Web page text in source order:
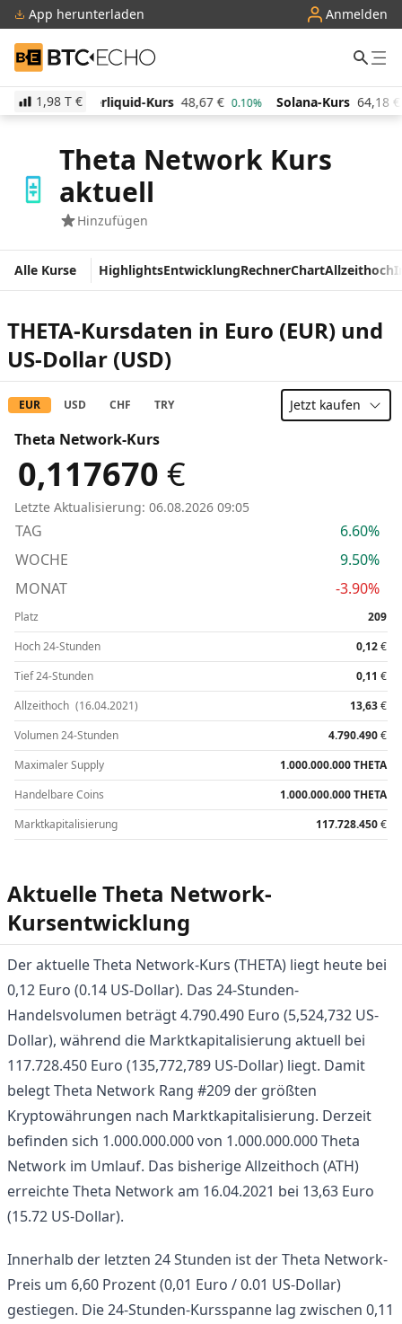
App herunterladen Anmelden
BTC-ECHO
1,98 T €
Kurs 48,67 € 0.10% Solana-Kurs 64,18 € 0.40% TRON-
Theta Network Kurs
aktuell
Hinzufügen
Alle Kurse HighlightsEntwicklungRechnerChartAllzeithoch
THETA-Kursdaten in Euro (EUR) und
US-Dollar (USD)
EUR USD CHF TRY Jetzt kaufen
Theta Network-Kurs
0,117670 €
Letzte Aktualisierung: 06.08.2026 09:05
TAG
6.60%
WOCHE
9.50%
MONAT
-3.90%
Platz
209
Hoch 24-Stunden
0,12€
Tief 24-Stunden
0,11 €
Allzeithoch (16.04.2021) 13,63€
Volumen 24-Stunden
4.790.490€
Maximaler Supply
1.000.000.000 THETA
Handelbare Coins
1.000.000.000 THETA
Marktkapitalisierung
117.728.450€
Aktuelle Theta Network-
Kursentwicklung
Der aktuelle Theta Network-Kurs (THETA) liegt heute bei
0,12 Euro (0.14 US-Dollar). Das 24-Stunden-
Handelsvolumen beträgt 4.790.490 Euro (5,524,732 US-
Dollar), während die Marktkapitalisierung aktuell bei
117.728.450 Euro (135,772,789 US-Dollar) liegt. Damit
belegt Theta Network Rang #209 der größten
Kryptowährungen nach Marktkapitalisierung. Derzeit
befinden sich 1.000.000.000 von 1.000.000.000 Theta
Network im Umlauf. Das bisherige Allzeithoch (ATH)
erreichte Theta Network am 16.04.2021 bei 13,63 Euro
(15.72 US-Dollar).
Innerhalb der letzten 24 Stunden ist der Theta Network-
Preis um 6,60 Prozent (0,01 Euro / 0.01 US-Dollar)
gestiegen. Die 24-Stunden-Kursspanne lag zwischen 0,11